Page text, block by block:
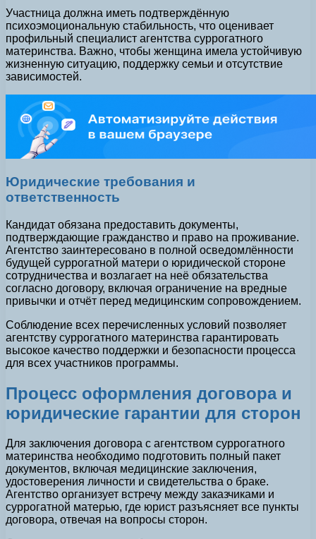
Участница должна иметь подтверждённую
психоэмоциональную стабильность, что оценивает
профильный специалист агентства суррогатного
материнства. Важно, чтобы женщина имела устойчивую
жизненную ситуацию, поддержку семьи и отсутствие
зависимостей.
Юридические требования и
ответственность
Кандидат обязана предоставить документы,
подтверждающие гражданство и право на проживание.
Агентство заинтересовано в полной осведомлённости
будущей суррогатной матери о юридической стороне
сотрудничества и возлагает на неё обязательства
согласно договору, включая ограничение на вредные
привычки и отчёт перед медицинским сопровождением.
Соблюдение всех перечисленных условий позволяет
агентству суррогатного материнства гарантировать
высокое качество поддержки и безопасности процесса
для всех участников программы.
Процесс оформления договора и
юридические гарантии для сторон
Для заключения договора с агентством суррогатного
материнства необходимо подготовить полный пакет
документов, включая медицинские заключения,
удостоверения личности и свидетельства о браке.
Агентство организует встречу между заказчиками и
суррогатной матерью, где юрист разъясняет все пункты
договора, отвечая на вопросы сторон.